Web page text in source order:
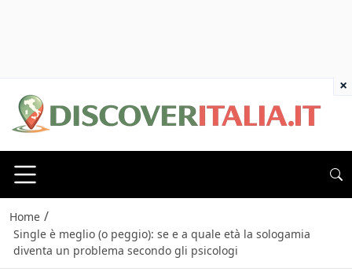
Home /
Single è meglio (o peggio): se e a quale età la sologamia
diventa un problema secondo gli psicologi
×